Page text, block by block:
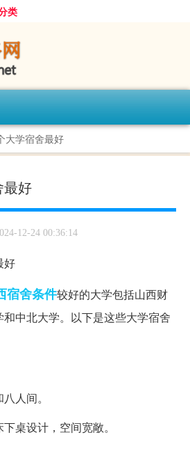
类
大学宿舍最好
最好
12-24 00:36:14
宿舍条件较好的大学包括山西财
中北大学。以下是这些大学宿舍
人间。
桌设计，空间宽敞。